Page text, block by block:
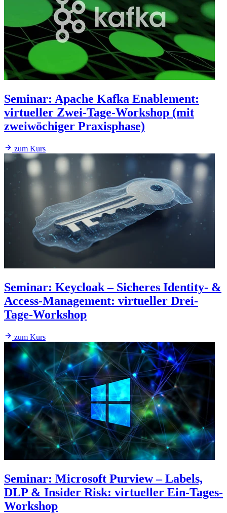
Seminar: Apache Kafka Enablement:
virtueller Zwei-Tage-Workshop (mit
zweiwöchiger Praxisphase)
zum Kurs
Seminar: Keycloak – Sicheres Identity- &
Access-Management: virtueller Drei-
Tage-Workshop
zum Kurs
Seminar: Microsoft Purview – Labels,
DLP & Insider Risk: virtueller Ein-Tages-
Workshop